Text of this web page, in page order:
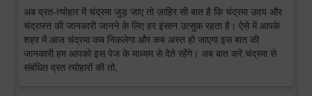
अब व्रत-त्योहार में चंद्रमा जुड़ जाए तो ज़ाहिर सी बात है कि चंद्रमा उदय और
चंद्रास्त की जानकारी जानने के लिए हर इंसान उत्सुक रहता है। ऐसे में आपके
शहर में आज चंद्रमा कब निकलेगा और कब अस्त हो जाएगा इस बात की
जानकारी हम आपको इस पेज के माध्यम से देते रहेंगे। अब बात करें चंद्रमा से
संबंधित व्रत त्योहारों की तो,